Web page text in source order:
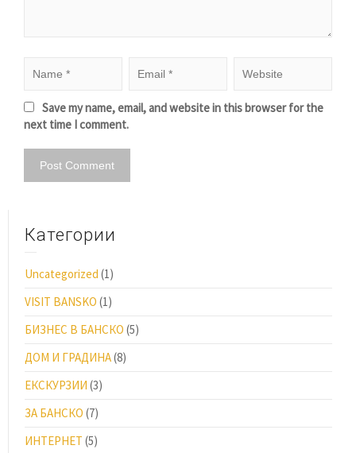
Save my name, email, and website in this browser for the
next time I comment.
Категории
Uncategorized (1)
VISIT BANSKO (1)
БИЗНЕС В БАНСКО (5)
ДОМ И ГРАДИНА(8)
ЕКСКУРЗИИ (3)
ЗА БАНСКО (7)
ИНТЕРНЕТ (5)